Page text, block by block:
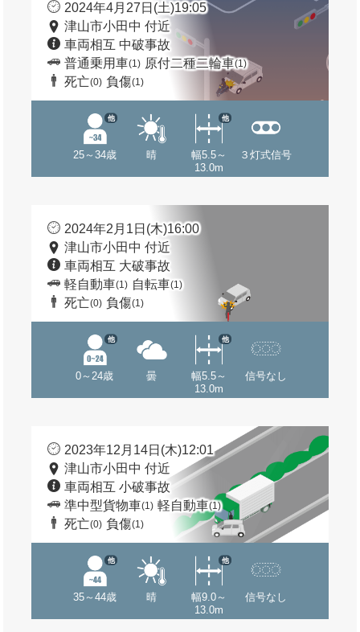
2024年4月27日(土)19:05
津山市小田中 付近
車両相互 中破事故
普通乗用車(1) 原付二種二輪車(1)
死亡(0) 負傷(1)
25～34歳
他
晴
幅5.5～
13.0m
他
３灯式信号
2024年2月1日(木)16:00
津山市小田中 付近
車両相互 大破事故
軽自動車(1) 自転車(1)
死亡(0) 負傷(1)
0～24歳
他
曇
幅5.5～
13.0m
他
信号なし
2023年12月14日(木)12:01
津山市小田中 付近
車両相互 小破事故
準中型貨物車(1) 軽自動車(1)
死亡(0) 負傷(1)
35～44歳
他
晴
幅9.0～
13.0m
他
信号なし